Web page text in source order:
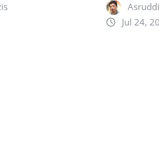
Jul 24,